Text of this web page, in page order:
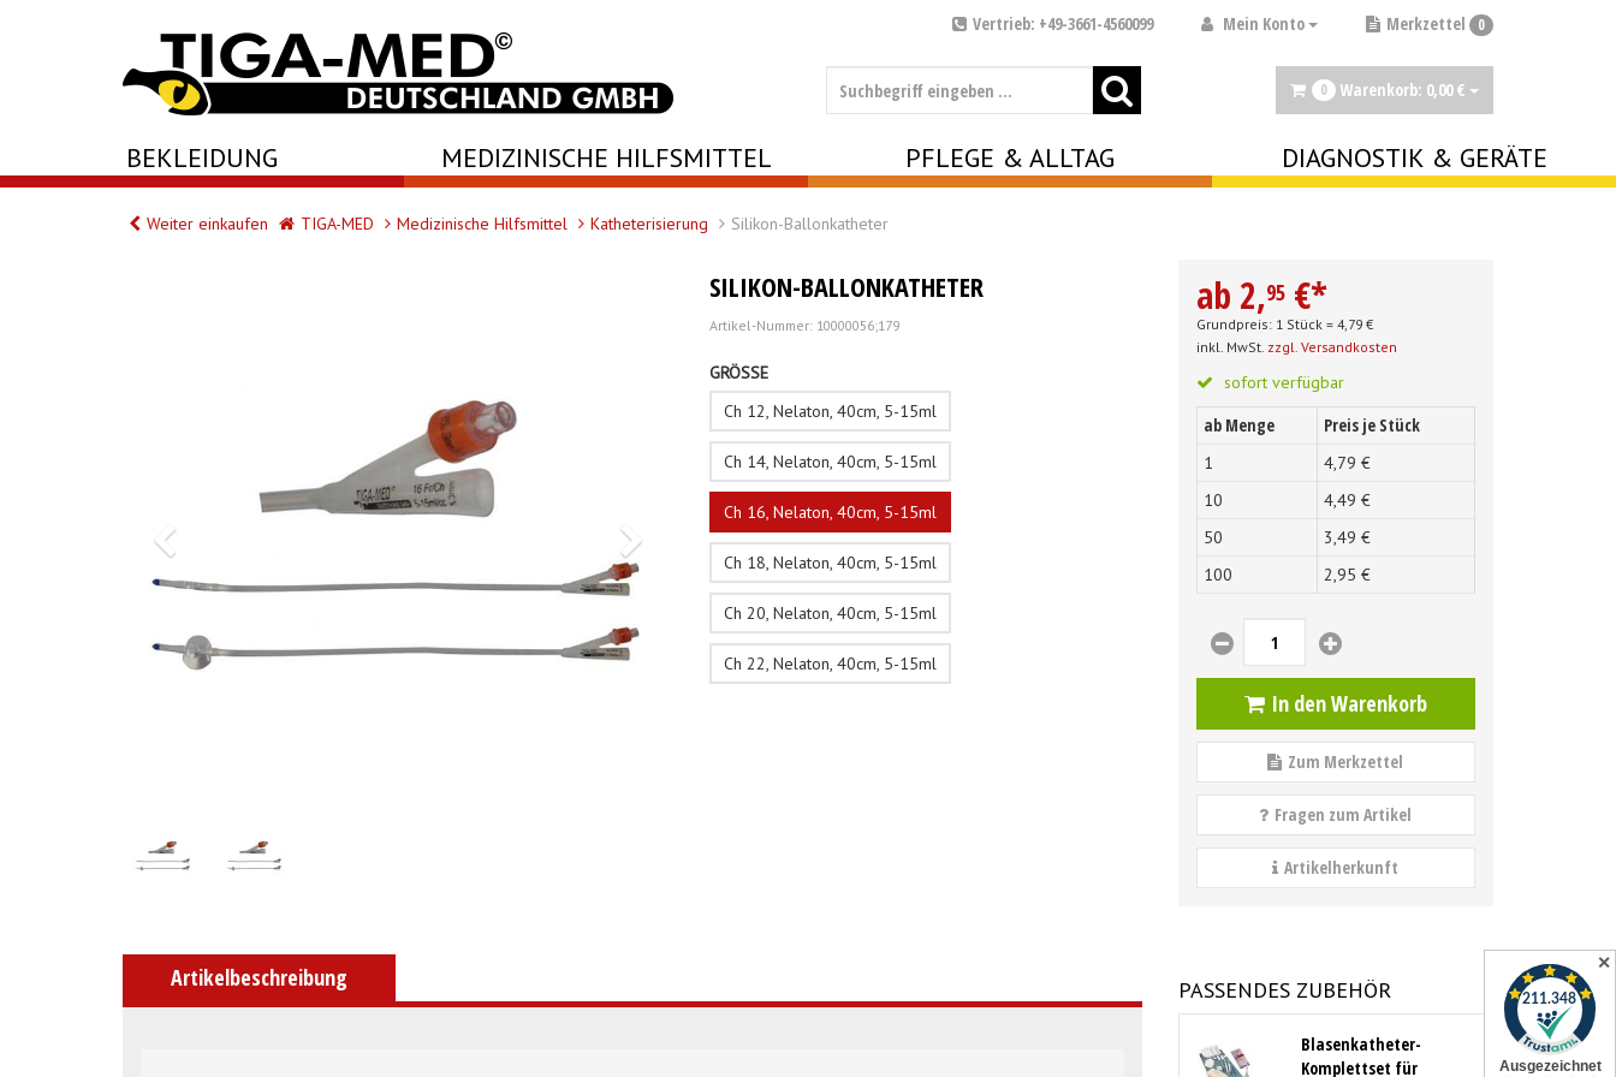
✕
Merkzettel 0
Mein Konto
Vertrieb: +49-3661-4560099
0 Warenkorb: 0,00 €
BEKLEIDUNG MEDIZINISCHE HILFSMITTEL PFLEGE & ALLTAG DIAGNOSTIK & GERÄTE
Weiter einkaufen TIGA-MED Medizinische Hilfsmittel Katheterisierung Silikon-Ballonkatheter
SILIKON-BALLONKATHETER
Artikel-Nummer: 10000056;179
GRÖSSE
Ch 12, Nelaton, 40cm, 5-15ml
Ch 14, Nelaton, 40cm, 5-15ml
Ch 16, Nelaton, 40cm, 5-15ml
Ch 18, Nelaton, 40cm, 5-15ml
Ch 20, Nelaton, 40cm, 5-15ml
Ch 22, Nelaton, 40cm, 5-15ml
ab 2,95 €*
Grundpreis: 1 Stück = 4,79 €
inkl. MwSt. zzgl. Versandkosten
sofort verfügbar
ab Menge Preis je Stück
1 4,79 €
10
4,49 €
50
3,49 €
100
2,95 €
In den Warenkorb
Zum Merkzettel
Fragen zum Artikel
Artikelherkunft
Artikelbeschreibung PASSENDES ZUBEHÖR
Blasenkatheter-
Komplettset für